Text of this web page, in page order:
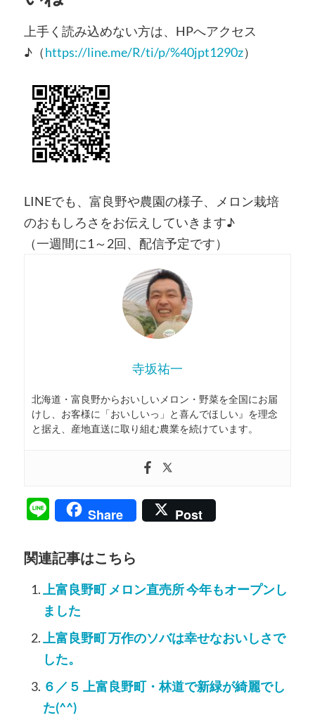
上手く読み込めない方は、HPへアクセス
♪（https://line.me/R/ti/p/%40jpt1290z）
LINEでも、富良野や農園の様子、メロン栽培
のおもしろさをお伝えしていきます♪
（一週間に1～2回、配信予定です）
寺坂祐一
北海道・富良野からおいしいメロン・野菜を全国にお届
けし、お客様に「おいしいっ」と喜んでほしい』を理念
と据え、産地直送に取り組む農業を続けています。
LineShare Post
関連記事はこちら
上富良野町 メロン直売所 今年もオープンし
ました
上富良野町 万作のソバは幸せなおいしさで
した。
６／５ 上富良野町・林道で新緑が綺麗でし
た(^^)